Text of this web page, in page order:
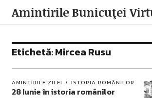
Amintirile Bunicuţei
Etichetă:Mircea Rusu
AMINTIRILE ZILEI ISTORIA ROMÂNILOR
28 Iunie în istoria românilor